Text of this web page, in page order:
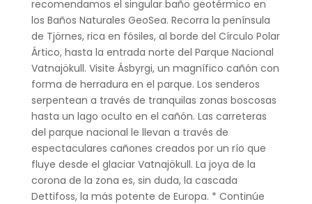
recomendamos el singular baño geotérmico en
los Baños Naturales GeoSea. Recorra la península
de Tjörnes, rica en fósiles, al borde del Círculo Polar
Ártico, hasta la entrada norte del Parque Nacional
Vatnajökull. Visite Ásbyrgi, un magnífico cañón con
forma de herradura en el parque. Los senderos
serpentean a través de tranquilas zonas boscosas
hasta un lago oculto en el cañón. Las carreteras
del parque nacional le llevan a través de
espectaculares cañones creados por un río que
fluye desde el glaciar Vatnajökull. La joya de la
corona de la zona es, sin duda, la cascada
Dettifoss, la más potente de Europa. * Continúe